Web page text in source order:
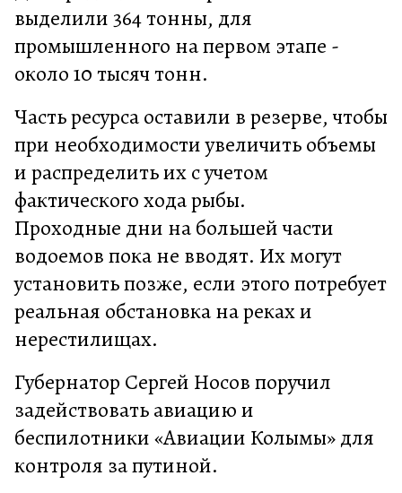
выделили 364 тонны, для
промышленного на первом этапе -
около 10 тысяч тонн.
Часть ресурса оставили в резерве, чтобы
при необходимости увеличить объемы
и распределить их с учетом
фактического хода рыбы.
Проходные дни на большей части
водоемов пока не вводят. Их могут
установить позже, если этого потребует
реальная обстановка на реках и
нерестилищах.
Губернатор Сергей Носов поручил
задействовать авиацию и
беспилотники «Авиации Колымы» для
контроля за путиной.